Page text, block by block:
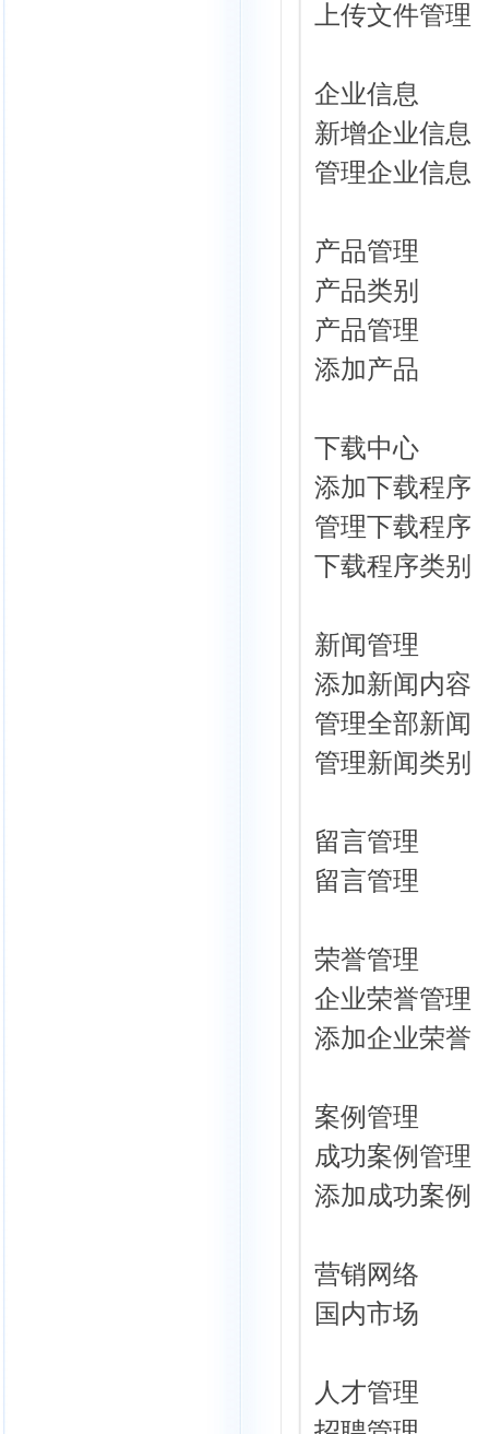
上传文件管理
企业信息
新增企业信息
管理企业信息
产品管理
产品类别
产品管理
添加产品
下载中心
添加下载程序
管理下载程序
下载程序类别
新闻管理
添加新闻内容
管理全部新闻
管理新闻类别
留言管理
留言管理
荣誉管理
企业荣誉管理
添加企业荣誉
案例管理
成功案例管理
添加成功案例
营销网络
国内市场
人才管理